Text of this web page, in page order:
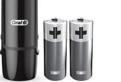
être fait
et sans
Plus besoin
de s'étirer
ou de
au sol !
Pour vous
de haute
avons pensé
détail : 1. Notre
est